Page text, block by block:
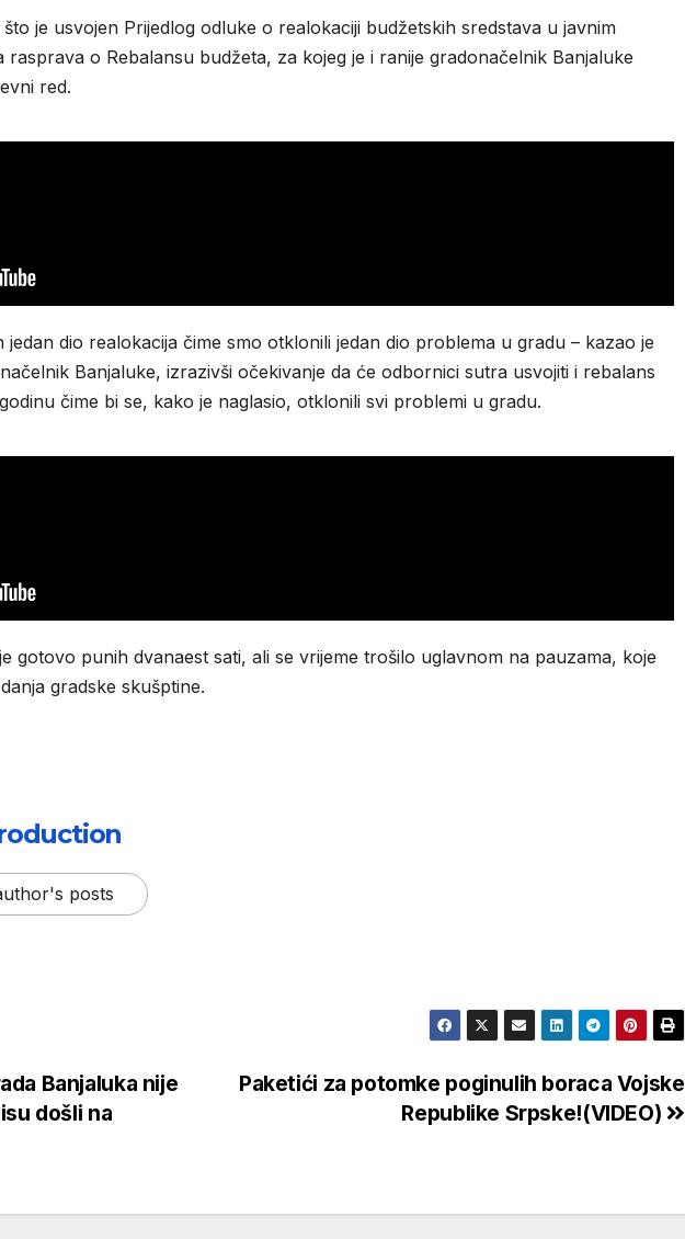
je usvojen Prijedlog odluke o realokaciji budžetskih sredstava u javnim
rasprava o Rebalansu budžeta, za kojeg je i ranije gradonačelnik Banjaluke
red.
jedan dio realokacija čime smo otklonili jedan dio problema u gradu – kazao je
Banjaluke, izrazivši očekivanje da će odbornici sutra usvojiti i rebalans
čime bi se, kako je naglasio, otklonili svi problemi u gradu.
gotovo punih dvanaest sati, ali se vrijeme trošilo uglavnom na pauzama, koje
gradske skušptine.
posts
Paketići za potomke poginulih boraca Vojske
Republike Srpske!(VIDEO)
Banjaluka nije
došli na